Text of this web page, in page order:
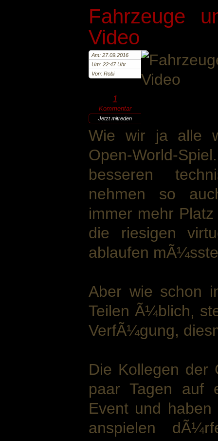
Fahrzeuge
Video
Am: 27.09.2016
Um: 22:47 Uhr
Von: Robi
1
Kommentar
Jetzt mitreden
Wie wir ja alle
Open-World-
besseren
nehmen so
immer mehr
die riesigen
ablaufen
Aber wie schon
Teilen Ã¼blich,
VerfÃ¼gung,
Die Kollegen der
paar Tagen auf
Event und
anspielen